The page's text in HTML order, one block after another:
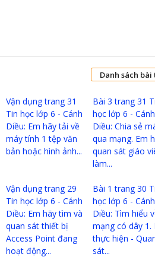
Danh sách bài
Vận dụng trang 31
Tin học lớp 6 - Cánh
Diều: Em hãy tải về
máy tính 1 tệp văn
bản hoặc hình ảnh...
Bài 3 trang 31
học lớp 6 - Cánh
Diều: Chia sẻ
qua mạng. Em
quan sát giáo
làm...
Vận dụng trang 29
Tin học lớp 6 - Cánh
Diều: Em hãy tìm và
quan sát thiết bị
Access Point đang
hoạt động...
Bài 1 trang 30
học lớp 6 - Cánh
Diều: Tìm hiểu
mạng có dây 1.
thực hiện -
sát...